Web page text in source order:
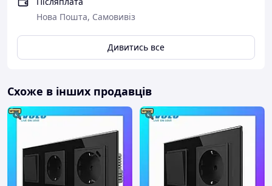
Нова Пошта, Самовивіз
Дивитись все
Схоже в інших продавців